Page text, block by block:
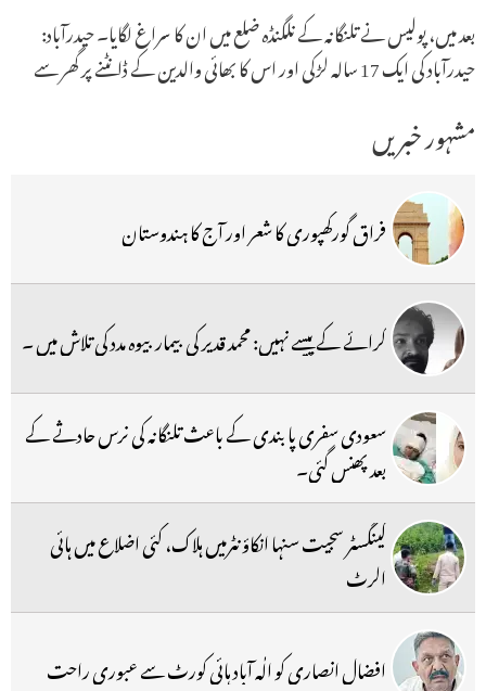
بعد میں، پولیس نے تلنگانہ کے نلگنڈہ ضلع میں ان کا سراغ لگایا۔ حیدرآباد:
حیدرآباد کی ایک 17 سالہ لڑکی اور اس کا بھائی والدین کے ڈانٹنے پر گھر سے
مشہور خبریں
فراق گورکھپوری کا شعر اور آج کا ہندوستان
کرائے کے پیسے نہیں: محمد قدیر کی بیمار بیوہ مدد کی تلاش میں ۔
سعودی سفری پابندی کے باعث تلنگانہ کی نرس حادثے کے
بعد پھنس گئی۔
گینگسٹر سجیت سنہا انکاؤنٹرمیں ہلاک، کئی اضلاع میں ہائی
الرٹ
افضال انصاری کو الٰہ آباد ہائی کورٹ سے عبوری راحت